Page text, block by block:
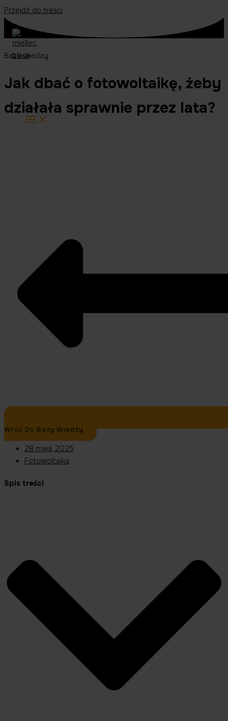
Przejdź do treści
Baza wiedzy
Jak dbać o fotowoltaikę, żeby
działała sprawnie przez lata?
Wróć Do Bazy Wiedzy
28 maja, 2025
Fotowoltaika
Spis treści